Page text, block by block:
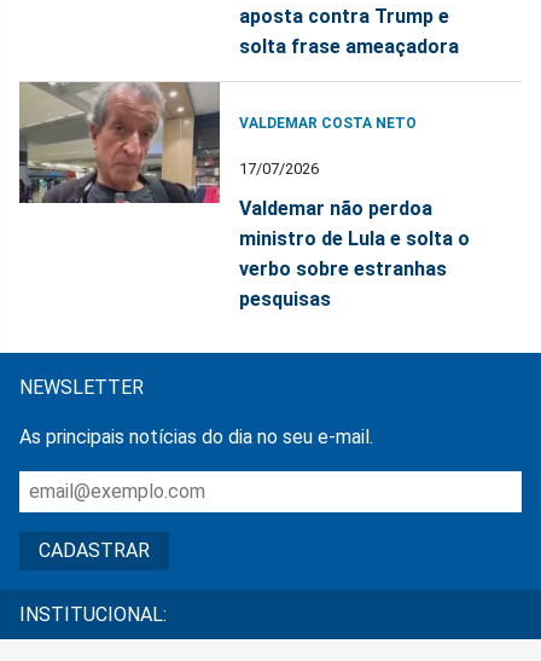
aposta contra Trump e
solta frase ameaçadora
VALDEMAR COSTA NETO
17/07/2026
Valdemar não perdoa
ministro de Lula e solta o
verbo sobre estranhas
pesquisas
NEWSLETTER
As principais notícias do dia no seu e-mail.
INSTITUCIONAL: